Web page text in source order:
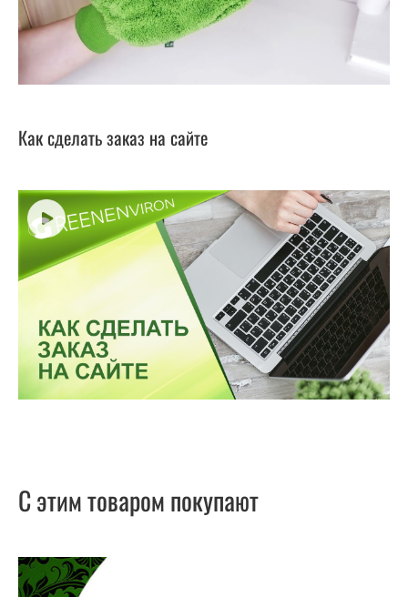
Как сделать заказ на сайте
С этим товаром покупают